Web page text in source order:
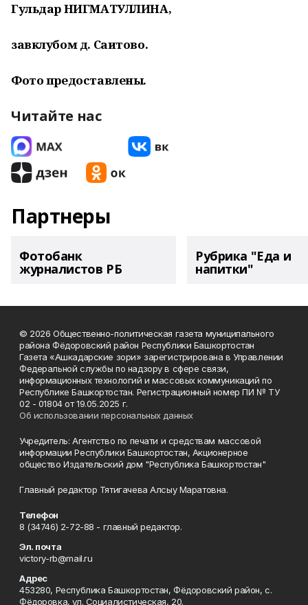
Гульдар НИГМАТУЛЛИНА,
завклубом д. Саитово.
Фото предоставлены.
Читайте нас
Партнеры
Фотобанк
журналистов РБ
Рубрика "Еда и
напитки"
© 2026 Общественно-политическая газета муниципального
района Фёдоровский район Республики Башкортостан
Газета «Ашкадарские зори» зарегистрирована в Управлении
Федеральной службы по надзору в сфере связи,
информационных технологий и массовых коммуникаций по
Республике Башкортостан. Регистрационный номер ПИ № ТУ
02 - 01804 от 19.05.2025 г.
Об использовании персональных данных
Учредитель: Агентство по печати и средствам массовой
информации Республики Башкортостан, Акционерное
общество Издательский дом "Республика Башкортостан"
Главный редактор Тятигачева Алсыу Маратовна.
Телефон
8 (34746) 2-72-88 - главный редактор.
Эл. почта
victory-rb@mail.ru
Адрес
453280, Республика Башкортостан, Фёдоровский район, с.
Фёдоровка, ул. Социалистическая, 20.